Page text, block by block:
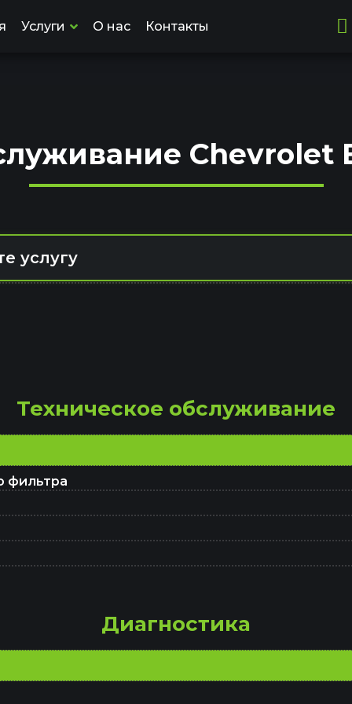
Услуги О нас Контакты
Chevrolet
услугу
и восстановление подушек безопасности SRS
Замена амортизаторов
Техническое обслуживание
фильтра
Диагностика